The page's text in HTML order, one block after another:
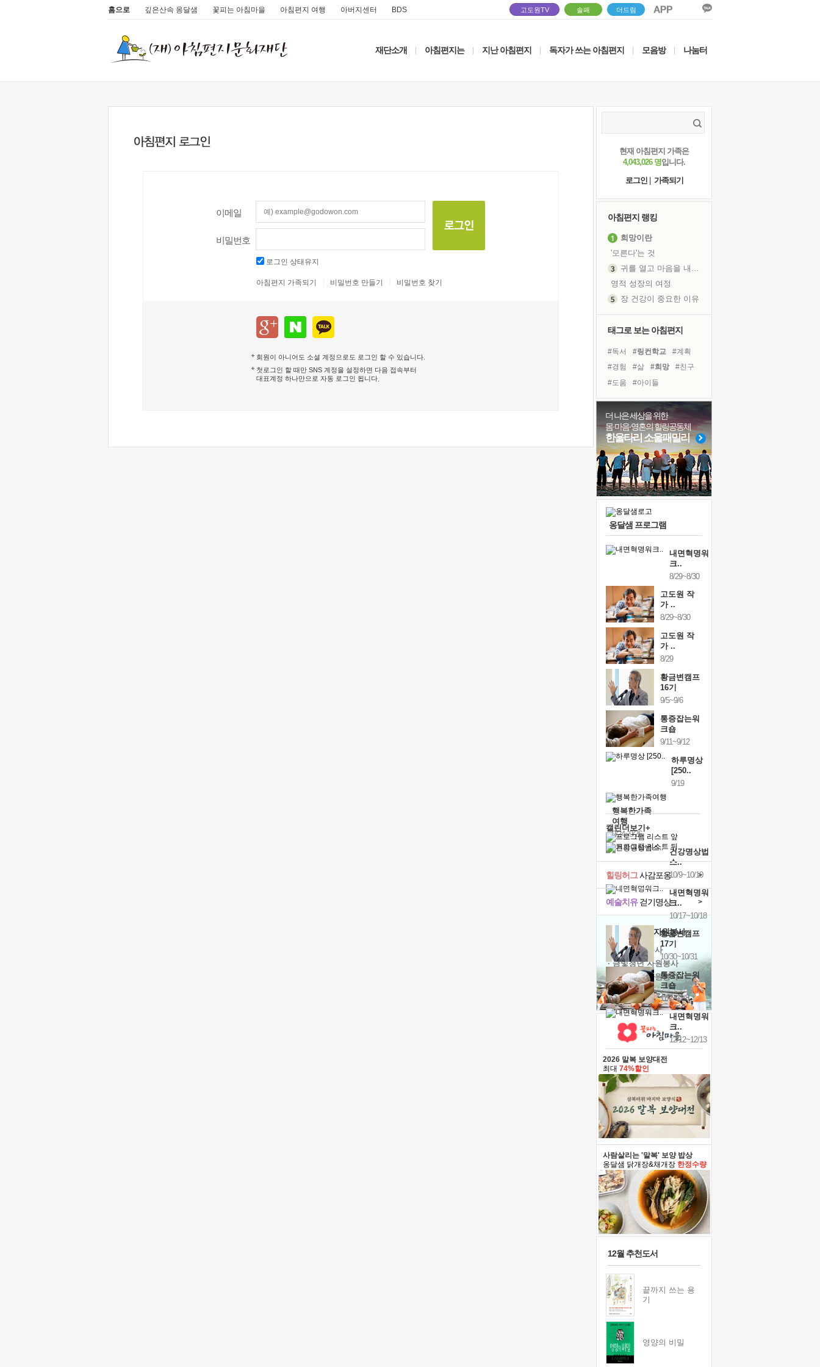
홈으로 깊은산속 옹달샘 꽃피는 아침마을 아침편지 여행 아버지센터 BDS 고도원TV 솔패 더드림
재단소개 아침편지는 지난 아침편지 독자가 쓰는 아침편지 모음방 나눔터
이메일
비밀번호
로그인 상태유지
아침편지 가족되기 비밀번호 만들기 비밀번호 찾기
회원이 아니어도 소셜 계정으로도 로그인 할 수 있습니다.
첫로그인 할 때만 SNS 계정을 설정하면 다음 접속부터
대표계정 하나만으로 자동 로그인 됩니다
현재 아침편지 가족은
4,043,026 명입니다.
로그인
가족되기
아침편지 랭킹
희망이란
'모른다'는 것
귀를 열고 마음을 내어주고
영적 성장의 여정
장 건강이 중요한 이유
꿈이 실제가 되는 것
'말 타는 법'을 먼저
졸업식 사진을 보며
극심한 변비, 어깨결림, 수면 장애
아픈 아버지를 위한 공간 설계
슬럼프
보고 싶은 어머니
못된 꼰대들
태그로 보는 아침편지
#독서 #링컨학교
#계획
#경험
#삶 #희망
#친구
#도움
#아이들
#독서캠프
#선택
#유튜브
#힐링
#다짐
#나눔
#면역력
#바이러스
#명상
#건강
#극복
#리더 #사람
더 나은 세상을 위한
몸·마음·영혼의 힐링공동체
한울타리 소울패밀리
옹달샘 프로그램
내면혁명워
크..
8/29~8/30
고도원 작
가 ..
8/29~8/30
고도원 작
가 ..
8/29
황금변캠프
16기
9/5~9/6
통증잡는워
크숍
9/11~9/12
하루명상
[250..
9/19
행복한가족
여행
9/24~9/26
건강명상법
스..
10/9~10/10
내면혁명워
크..
10/17~10/18
황금변캠프
17기
10/30~10/31
통증잡는워
크숍
11/7~11/8
내면혁명워
크..
12/12~12/13
캘린더보기+
예술치유걷기명상 >
힐링허그사감포옹 >
'옹달샘의 꽃' 자원봉사
· 청년 자원봉사
· 금빛청년 자원봉사
· 음식연구 자원봉사
2026 말복 보양대전
최대 74%할인
사람살리는 '말복' 보양 밥상
옹달샘 닭개장&채개장 한정수량
12월 추천도서
끝까지 쓰는 용
기
영양의 비밀